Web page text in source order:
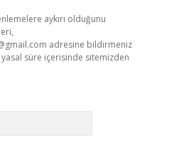
aykırı olduğunu
adresine bildirmeniz
süre içerisinde sitemizden